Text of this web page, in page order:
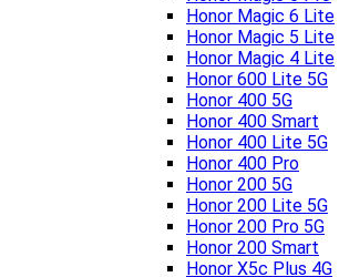
Honor Magic 6 Lite
Honor Magic 5 Lite
Honor Magic 4 Lite
Honor 600 Lite 5G
Honor 400 5G
Honor 400 Smart
Honor 400 Lite 5G
Honor 400 Pro
Honor 200 5G
Honor 200 Lite 5G
Honor 200 Pro 5G
Honor 200 Smart
Honor X5c Plus 4G